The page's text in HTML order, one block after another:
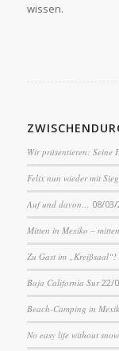
wissen.
Wir präsentieren: Seine
Felix nun wieder mit
Auf und davon… 08/03/
Mitten in Mexiko –
Zu Gast im „Kreißsaal“!
Baja California Sur 22/
Beach-Camping in
No easy life without